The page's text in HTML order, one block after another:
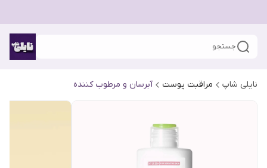
جستجو
نایلی شاپ مراقبت پوست آبرسان و مرطوب کننده